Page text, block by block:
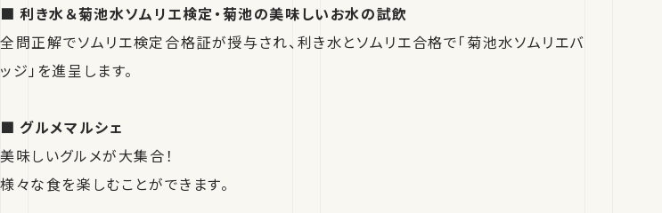
■ 利き水＆菊池水ソムリエ検定・菊池の美味しいお水の試飲
全問正解でソムリエ検定合格証が授与され、利き水とソムリエ合格で「菊池水ソムリエバ
ッジ」を進呈します。
■ グルメマルシェ
美味しいグルメが大集合！
様々な食を楽しむことができます。